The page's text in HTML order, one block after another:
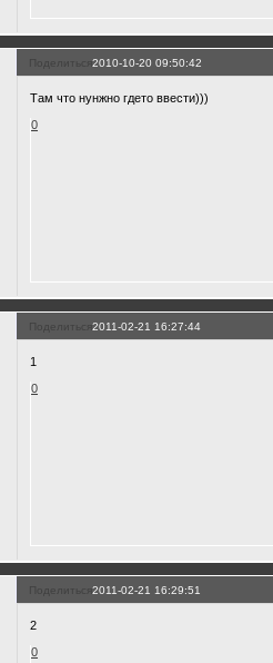
Поделиться2010-10-20 09:50:42
Там что нунжно гдето ввести)))
0
Поделиться2011-02-21 16:27:44
1
0
Поделиться2011-02-21 16:29:51
2
0